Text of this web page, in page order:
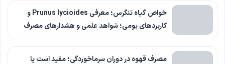
خواص گیاه تنگرس؛ معرفی Prunus lycioides و
کاربردهای بومی؛ شواهد علمی و هشدارهای مصرف
مصرف قهوه در دوران سرماخوردگی؛ مفید است یا